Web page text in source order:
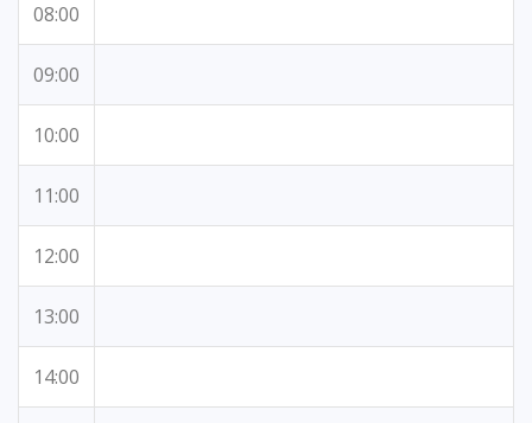
08:00
09:00
10:00
11:00
12:00
13:00
14:00